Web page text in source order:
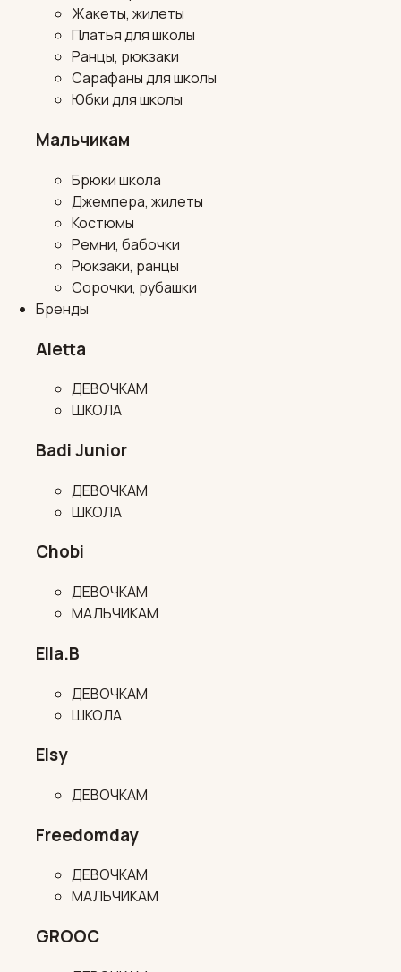
Жакеты, жилеты
Платья для школы
Ранцы, рюкзаки
Сарафаны для школы
Юбки для школы
Мальчикам
Брюки школа
Джемпера, жилеты
Костюмы
Ремни, бабочки
Рюкзаки, ранцы
Сорочки, рубашки
Бренды
Aletta
ДЕВОЧКАМ
ШКОЛА
Badi Junior
ДЕВОЧКАМ
ШКОЛА
Chobi
ДЕВОЧКАМ
МАЛЬЧИКАМ
Ella.B
ДЕВОЧКАМ
ШКОЛА
Elsy
ДЕВОЧКАМ
Freedomday
ДЕВОЧКАМ
МАЛЬЧИКАМ
GROOC